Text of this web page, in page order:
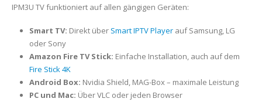
IPM3U TV funktioniert auf allen gängigen Geräten:
Smart TV: Direkt über Smart IPTV Playerauf Samsung, LG
oder Sony
Amazon Fire TV Stick: Einfache Installation, auch auf dem
Fire Stick 4K
Android Box: Nvidia Shield, MAG-Box – maximale Leistung
PC und Mac: Über VLC oder jeden Browser